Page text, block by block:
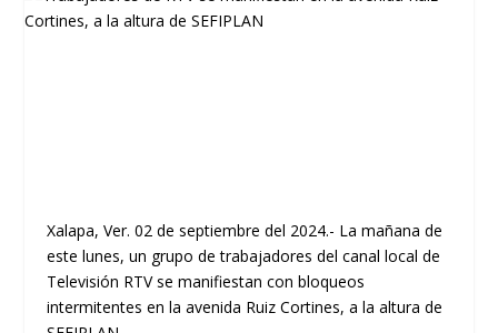
Xalapa, Ver. 02 de septiembre del 2024.- La mañana de
este lunes, un grupo de trabajadores del canal local de
Televisión RTV se manifiestan con bloqueos
intermitentes en la avenida Ruiz Cortines, a la altura de